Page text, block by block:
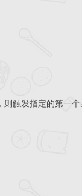
触发指定的第一